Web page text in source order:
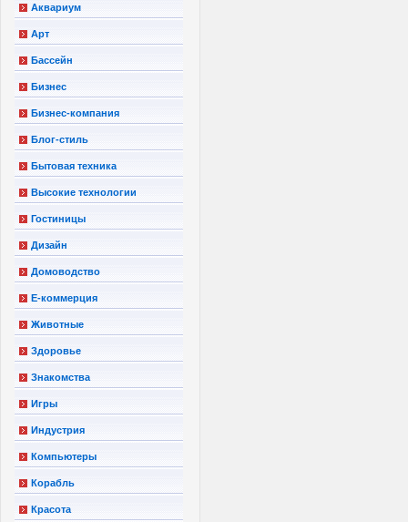
Аквариум
Арт
Бассейн
Бизнес
Бизнес-компания
Блог-стиль
Бытовая техника
Высокие технологии
Гостиницы
Дизайн
Домоводство
Е-коммерция
Животные
Здоровье
Знакомства
Игры
Индустрия
Компьютеры
Корабль
Красота